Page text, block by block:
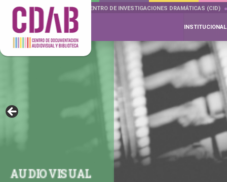
DOCUMENTA DRAMÁTICAS CENTRO DE INVESTIGACIONES DRAMÁTICAS (CID)
INSTITUCIONAL
AUDIOVISUAL